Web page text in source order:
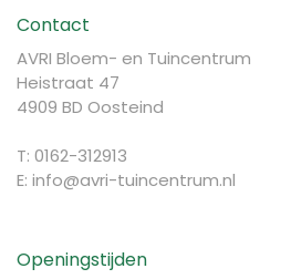
Contact
AVRI Bloem- en Tuincentrum
Heistraat 47
4909 BD Oosteind
T: 0162-312913
E: info@avri-tuincentrum.nl
Openingstijden